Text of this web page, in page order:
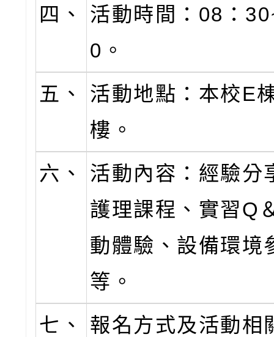
四、
活動時間：08：
0。
五、
活動地點：本校E
樓。
六、
活動內容：經驗分
護理課程、實習Q
動體驗、設備環境
等。
七、
報名方式及活動相